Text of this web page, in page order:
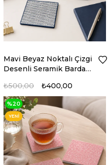
Mavi Beyaz Noktalı Çizgi
Desenli Seramik Bardak
₺400,00
₺500,00
%20
YENI
ÜRÜN